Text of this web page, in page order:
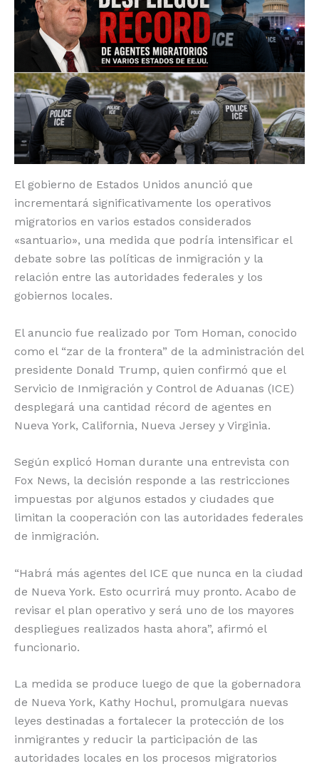
o
k
p
k r
El gobierno de Estados Unidos anunció que
incrementará significativamente los operativos
migratorios en varios estados considerados
«santuario», una medida que podría intensificar el
debate sobre las políticas de inmigración y la
relación entre las autoridades federales y los
gobiernos locales.
El anuncio fue realizado por Tom Homan, conocido
como el “zar de la frontera” de la administración del
presidente Donald Trump, quien confirmó que el
Servicio de Inmigración y Control de Aduanas (ICE)
desplegará una cantidad récord de agentes en
Nueva York, California, Nueva Jersey y Virginia.
Según explicó Homan durante una entrevista con
Fox News, la decisión responde a las restricciones
impuestas por algunos estados y ciudades que
limitan la cooperación con las autoridades federales
de inmigración.
“Habrá más agentes del ICE que nunca en la ciudad
de Nueva York. Esto ocurrirá muy pronto. Acabo de
revisar el plan operativo y será uno de los mayores
despliegues realizados hasta ahora”, afirmó el
funcionario.
La medida se produce luego de que la gobernadora
de Nueva York, Kathy Hochul, promulgara nuevas
leyes destinadas a fortalecer la protección de los
inmigrantes y reducir la participación de las
autoridades locales en los procesos migratorios